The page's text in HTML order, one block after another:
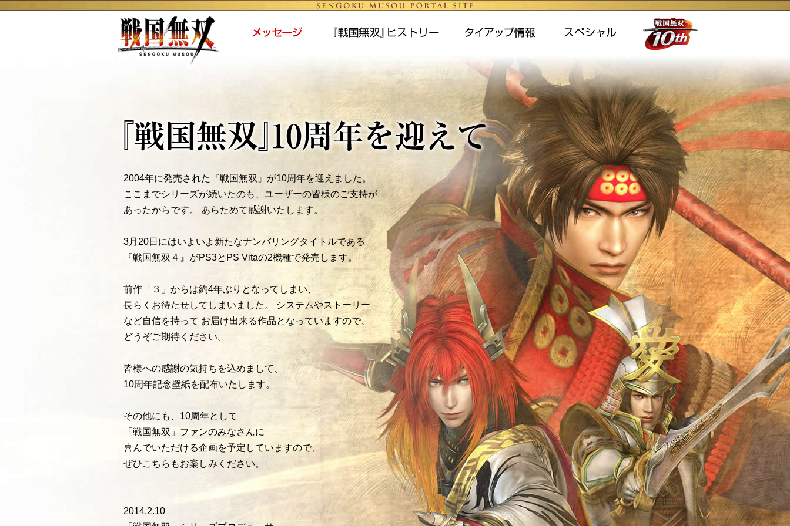
2004年に発売された『戦国無双』が10周年を迎えました。
ここまでシリーズが続いたのも、ユーザーの皆様のご支持が
あったからです。 あらためて感謝いたします。
3月20日にはいよいよ新たなナンバリングタイトルである
『戦国無双４』がPS3とPS Vitaの2機種で発売します。
前作「３」からは約4年ぶりとなってしまい、
長らくお待たせしてしまいました。 システムやストーリー
など自信を持って お届け出来る作品となっていますので、
どうぞご期待ください。
皆様への感謝の気持ちを込めまして、
10周年記念壁紙を配布いたします。
その他にも、10周年として
「戦国無双」ファンのみなさんに
喜んでいただける企画を予定していますので、
ぜひこちらもお楽しみください。
2014.2.10